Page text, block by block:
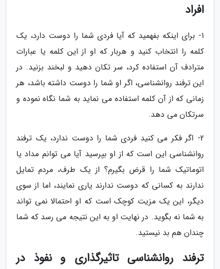
افراد
1- برای اینکه بفهمید که آیا فردی شما را دوست دارد، یک
کلمه را انتخاب کنید و هربار که او از این کلمه یا عبارات
مترادف آن استفاده کرد، سر تکان دهید و لبخند بزنید. در
این ترفند روانشناسی، اگر او شما را دوست داشته باشد، هر
زمانی که از آن کلمه استفاده می نماید به شما نگاه نموده و
سرتکان می دهد.
2- اگر فکر می کنید فردی شما را دوست ندارد، یک ترفند
روانشناسی این است که از او بپرسید آیا می توانم مداد یا
اتوماتیک شما را قرض بگیرم؟ از یک طرف، مردم تمایل
ندارند به کسانی که دوست ندارند یاری نمایند، اما از سوی
دیگر، این یک مزیت کوچک است که او احتمالا نمی تواند
به شما نه بگوید. در نهایت او به این نتیجه می رسد که شما
چندان هم بد نیستید.
ترفند روانشناسی تاثیرگذاری و نفوذ در